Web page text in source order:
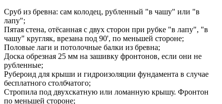
Сруб из бревна: сам колодец, рубленный "в чашу" или "в
лапу";
Пятая стена, отёсанная с двух сторон при рубке "в лапу", "в
чашу" кругляк, врезана под 90', по меньшей стороне;
Половые лаги и потолочные балки из бревна;
Доска обрезная 25 мм на зашивку фронтонов, если они не
рубленные;
Рубероид для крыши и гидроизоляции фундамента в случае
бесплатного столбчатого;
Стропила под двухскатную или ломанную крышу. Фронтон
по меньшей стороне;